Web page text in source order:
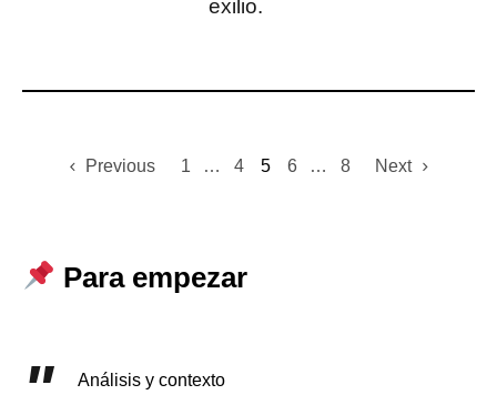
exilio.
Previous 1 … 4 5 6 … 8 Next
Para empezar
Análisis y contexto